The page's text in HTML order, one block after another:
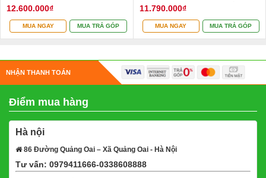
12.600.000₫
MUA NGAY MUA TRẢ GÓP
11.790.000₫
MUA NGAY MUA TRẢ GÓP
NHẬN THANH TOÁN
Điểm mua hàng
Hà nội
86 Đường Quảng Oai – Xã Quảng Oai - Hà Nội
Tư vấn: 0979411666-0338608888